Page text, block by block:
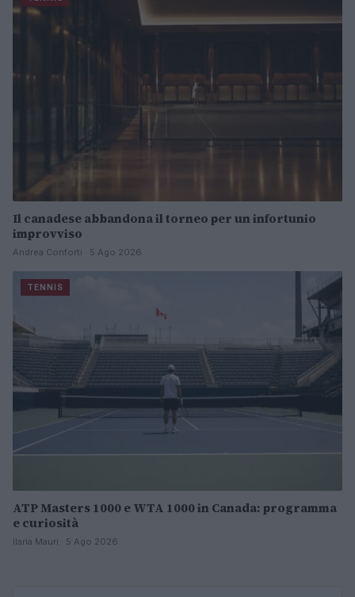
Il canadese abbandona il torneo per un infortunio
improvviso
Andrea Conforti · 5 Ago 2026
TENNIS
ATP Masters 1000 e WTA 1000 in Canada: programma
e curiosità
Ilaria Mauri · 5 Ago 2026